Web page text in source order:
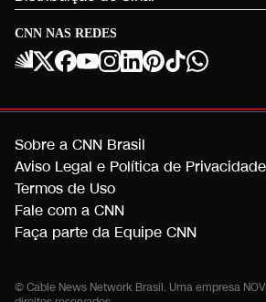
CNN NAS REDES
Sobre a CNN Brasil
Aviso Legal e Política de Privacidade
Termos de Uso
Fale com a CNN
Faça parte da Equipe CNN
© Cable News Network Brasil. Uma empresa